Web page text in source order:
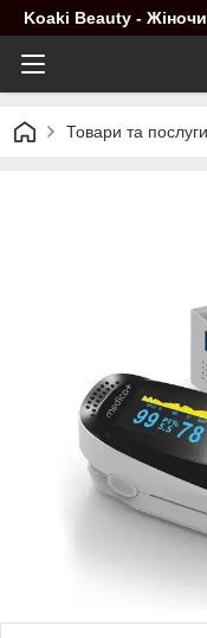
Koaki Beauty -
Товари та послуги